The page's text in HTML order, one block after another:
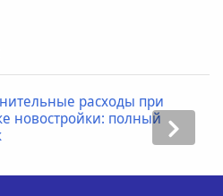
расходы при
новостройки: полный